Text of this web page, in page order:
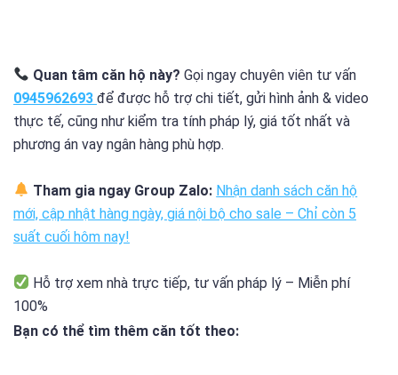
Quan tâm căn hộ này? Gọi ngay chuyên viên tư vấn
0945962693 để được hỗ trợ chi tiết, gửi hình ảnh & video
thực tế, cũng như kiểm tra tính pháp lý, giá tốt nhất và
phương án vay ngân hàng phù hợp.
Tham gia ngay Group Zalo: Nhận danh sách căn hộ
mới, cập nhật hàng ngày, giá nội bộ cho sale – Chỉ còn 5
suất cuối hôm nay!
Hỗ trợ xem nhà trực tiếp, tư vấn pháp lý – Miễn phí
100%
Bạn có thể tìm thêm căn tốt theo: